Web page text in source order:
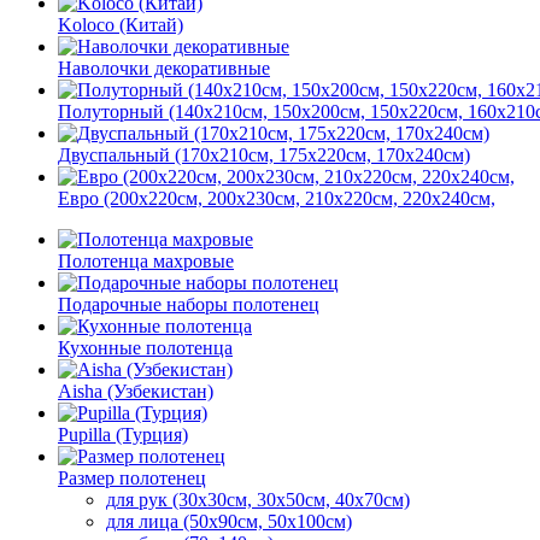
Koloco (Китай)
Наволочки декоративные
Полуторный (140х210см, 150х200см, 150х220см,
Двуспальный (170х210см, 175х220см, 170х240см)
Евро (200х220см, 200х230см, 210х220см, 220х240см,
Полотенца махровые
Подарочные наборы полотенец
Кухонные полотенца
Aisha (Узбекистан)
Pupilla (Турция)
Размер полотенец
для рук (30х30см, 30х50см, 40х70см)
для лица (50х90см, 50х100см)